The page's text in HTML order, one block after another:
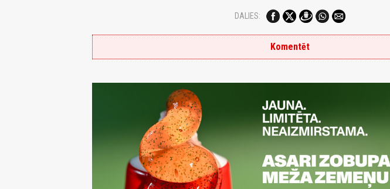
DALIES:
Komentēt